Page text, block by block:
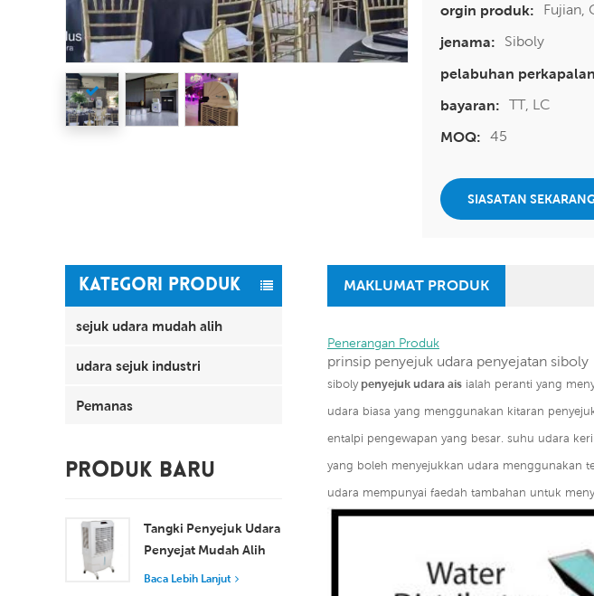
orgin produk:
Fujian,
jenama:
Siboly
pelabuhan
bayaran: TT, LC
MOQ: 45
SIASATAN
KATEGORI PRODUK
sejuk udara mudah alih
udara sejuk industri
Pemanas
PRODUK BARU
Tangki Penyejuk Udara
Penyejat Mudah Alih
100L 8000 m³/j XZ13-
Baca Lebih Lanjut
MAKLUMAT PRODUK
Penerangan Produk
prinsip penyejuk udara penyejatan siboly
sibolypenyejuk udara ais ialah peranti yang
udara biasa yang menggunakan kitaran
entalpi pengewapan yang besar. suhu udara
yang boleh menyejukkan udara menggunakan
udara mempunyai faedah tambahan untuk